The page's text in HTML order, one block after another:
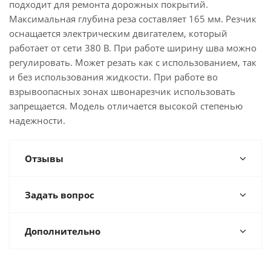
подходит для ремонта дорожных покрытий.
Максимальная глубина реза составляет 165 мм. Резчик
оснащается электрическим двигателем, который
работает от сети 380 В. При работе ширину шва можно
регулировать. Может резать как с использованием, так
и без использования жидкости. При работе во
взрывоопасных зонах швонарезчик использовать
запрещается. Модель отличается высокой степенью
надежности.
Отзывы
Задать вопрос
Дополнительно